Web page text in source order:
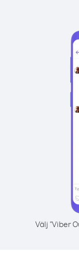
Välj "Viber